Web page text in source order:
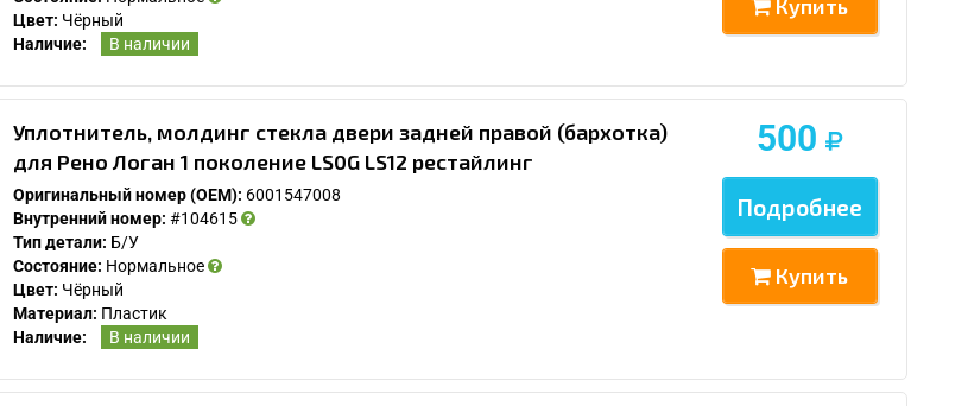
Цвет: Чёрный
Наличие:
В наличии
Купить
Уплотнитель, молдинг стекла двери задней правой (бархотка)
для Рено Логан 1 поколение LS0G LS12 рестайлинг
Оригинальный номер (OEM): 6001547008
Внутренний номер: #104615
Тип детали: Б/У
Состояние: Нормальное
Цвет: Чёрный
Материал: Пластик
Наличие:
В наличии
500
Подробнее
Купить